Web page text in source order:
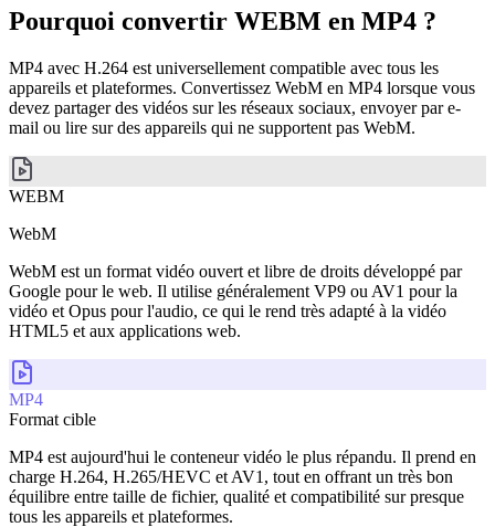
Pourquoi convertir WEBM en MP4 ?
MP4 avec H.264 est universellement compatible avec tous les
appareils et plateformes. Convertissez WebM en MP4 lorsque vous
devez partager des vidéos sur les réseaux sociaux, envoyer par e-
mail ou lire sur des appareils qui ne supportent pas WebM.
WEBM
WebM
WebM est un format vidéo ouvert et libre de droits développé par
Google pour le web. Il utilise généralement VP9 ou AV1 pour la
vidéo et Opus pour l'audio, ce qui le rend très adapté à la vidéo
HTML5 et aux applications web.
MP4
Format cible
MP4 est aujourd'hui le conteneur vidéo le plus répandu. Il prend en
charge H.264, H.265/HEVC et AV1, tout en offrant un très bon
équilibre entre taille de fichier, qualité et compatibilité sur presque
tous les appareils et plateformes.